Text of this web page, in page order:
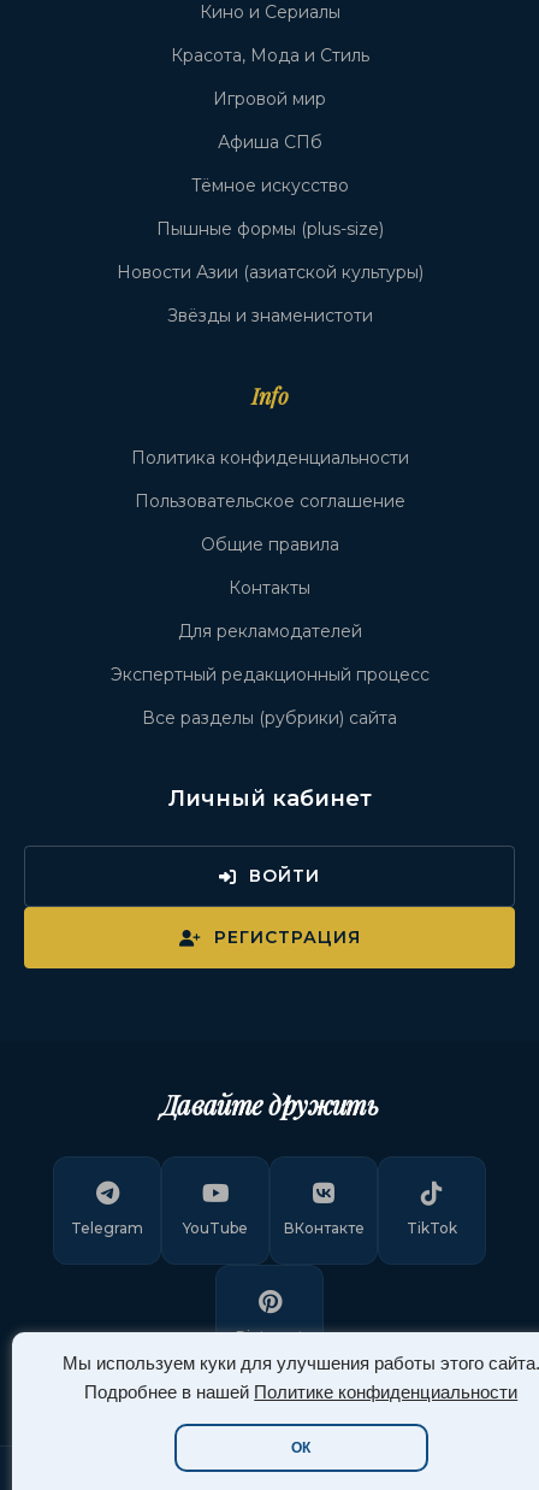
Мы используем куки для улучшения работы этого сайта.
Подробнее в нашей Политике конфиденциальности
ОК
Кино и Сериалы
Красота, Мода и Стиль
Игровой мир
Афиша СПб
Тёмное искусство
Пышные формы (plus-size)
Новости Азии (азиатской культуры)
Звёзды и знаменистоти
Info
Политика конфиденциальности
Пользовательское соглашение
Общие правила
Контакты
Для рекламодателей
Экспертный редакционный процесс
Все разделы (рубрики) сайта
Личный кабинет
ВОЙТИ
РЕГИСТРАЦИЯ
Давайте дружить
Telegram YouTube ВКонтакте TikTok
Pinterest